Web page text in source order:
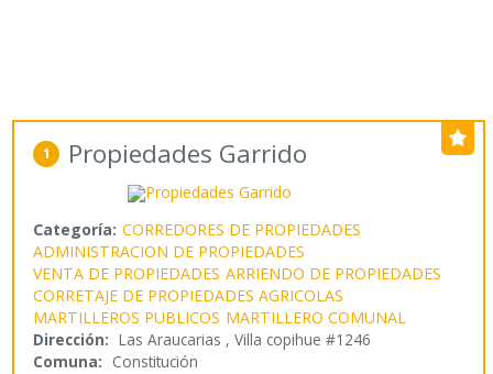
1 Propiedades Garrido
Categoría: CORREDORES DE PROPIEDADES
ADMINISTRACION DE PROPIEDADES
VENTA DE PROPIEDADES ARRIENDO DE PROPIEDADES
CORRETAJE DE PROPIEDADES AGRICOLAS
MARTILLEROS PUBLICOS MARTILLERO COMUNAL
Dirección: Las Araucarias , Villa copihue #1246
Comuna: Constitución